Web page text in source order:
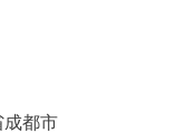
都市